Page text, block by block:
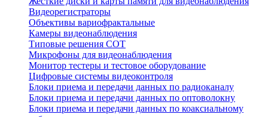
Видеорегистраторы
Объективы вариофрактальные
Камеры видеонаблюдения
Типовые решения СОТ
Микрофоны для видеонаблюдения
Монитор тестеры и тестовое оборудование
Цифровые системы видеоконтроля
Блоки приема и передачи данных по радиоканалу
Блоки приема и передачи данных по оптоволокну
Блоки приема и передачи данных по коаксиальному